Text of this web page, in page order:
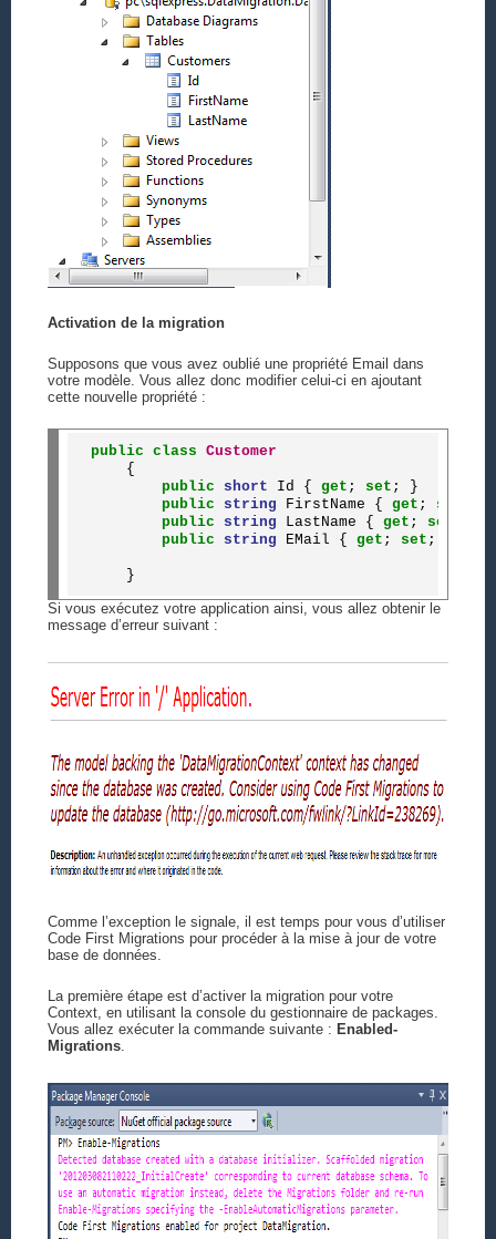
Activation de la migration
Supposons que vous avez oublié une propriété Email dans
votre modèle. Vous allez donc modifier celui-ci en ajoutant
cette nouvelle propriété :
public class Customer
    {
public
short Id { get ; set ; }
public
string FirstName { get ; set
public
string LastName { get ; set
public
string EMail { get ; set ; }
Si vous exécutez votre application ainsi, vous allez obtenir le
message d’erreur suivant :
Comme l’exception le signale, il est temps pour vous d’utiliser
Code First Migrations pour procéder à la mise à jour de votre
base de données.
La première étape est d’activer la migration pour votre
Context, en utilisant la console du gestionnaire de packages.
Vous allez exécuter la commande suivante : Enabled-
Migrations.